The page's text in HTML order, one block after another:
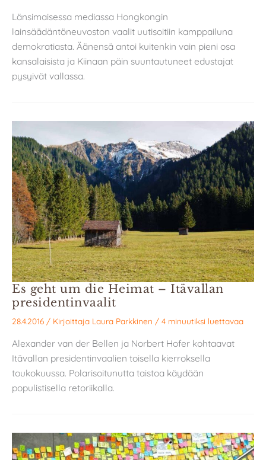
Länsimaisessa mediassa Hongkongin
lainsäädäntöneuvoston vaalit uutisoitiin kamppailuna
demokratiasta. Äänensä antoi kuitenkin vain pieni osa
kansalaisista ja Kiinaan päin suuntautuneet edustajat
pysyivät vallassa.
Es geht um die Heimat – Itävallan
presidentinvaalit
28.4.2016 / Kirjoittaja Laura Parkkinen / 4 minuutiksi luettavaa
Alexander van der Bellen ja Norbert Hofer kohtaavat
Itävallan presidentinvaalien toisella kierroksella
toukokuussa. Polarisoitunutta taistoa käydään
populistisella retoriikalla.